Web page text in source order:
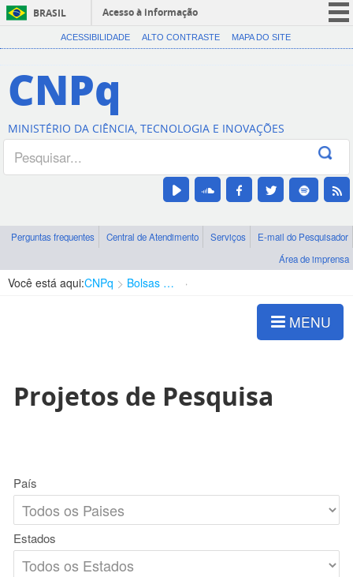
BRASIL
Acesso à informação
CORONAVÍRUS (COVID-19)
Canais
ACESSIBILIDADE ALTO CONTRASTE MAPA DO SITE
CNPq
MINISTÉRIO DA CIÊNCIA, TECNOLOGIA E INOVAÇÕES
Perguntas frequentes Central de Atendimento Serviços
E-mail do Pesquisador
Área de imprensa
Você está aqui:CNPq Bolsas e Auxílios Vigentes
MENU
Projetos de Pesquisa
País
Estados